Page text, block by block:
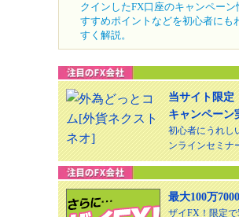
クインしたFX口座のキャンペーン
すすめポイントなどを初心者にも
すく解説。
当サイト限定
キャンペーン
初心者にうれし
ンラインセミナ
最大100万
ザイFX！限定で